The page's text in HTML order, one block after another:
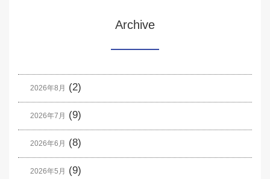
Archive
2026年8月 (2)
2026年7月 (9)
2026年6月 (8)
2026年5月 (9)